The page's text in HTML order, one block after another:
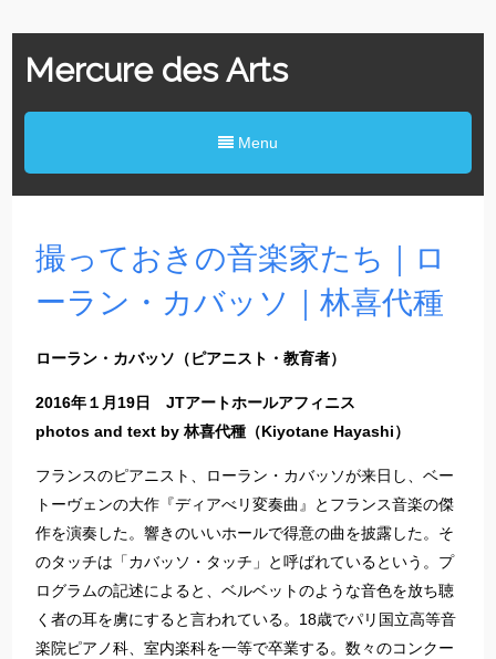
Mercure des Arts
Menu
撮っておきの音楽家たち｜ロ
ーラン・カバッソ｜林喜代種
ローラン・カバッソ（ピアニスト・教育者）
2016年１月19日 JTアートホールアフィニス
photos and text by 林喜代種（Kiyotane Hayashi）
フランスのピアニスト、ローラン・カバッソが来日し、ベー
トーヴェンの大作『ディアべリ変奏曲』とフランス音楽の傑
作を演奏した。響きのいいホールで得意の曲を披露した。そ
のタッチは「カバッソ・タッチ」と呼ばれているという。プ
ログラムの記述によると、ベルベットのような音色を放ち聴
く者の耳を虜にすると言われている。18歳でパリ国立高等音
楽院ピアノ科、室内楽科を一等で卒業する。数々のコンクー